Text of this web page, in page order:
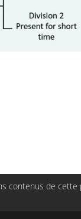
contenus de